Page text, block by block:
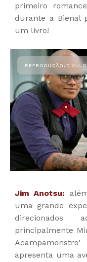
primeiro
durante a Bienal
um livro!
Jim Anotsu:
uma grande
principalmente
apresenta uma